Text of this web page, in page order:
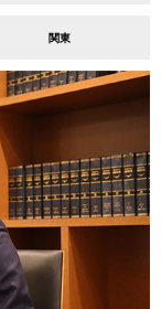
関東